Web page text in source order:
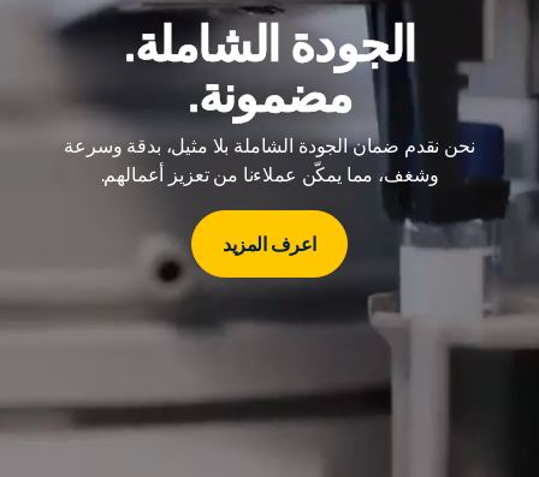
الجودة الشاملة.
مضمونة.
نحن نقدم ضمان الجودة الشاملة بلا مثيل، بدقة وسرعة
وشغف، مما يمكّن عملاءنا من تعزيز أعمالهم.
اعرف المزيد